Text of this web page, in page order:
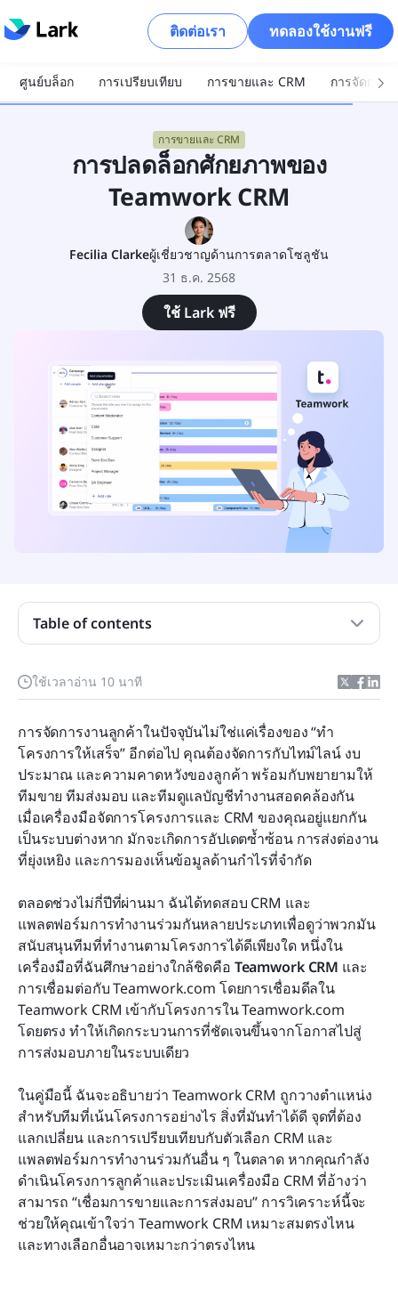
ติดต่อเรา ทดลองใช้งานฟรี
ศูนย์บล็อก การเปรียบเทียบ การขายและ CRM การจัดการ
การขายและ CRM
การปลดล็อกศักยภาพของ
Teamwork CRM
Fecilia Clarkeผู้เชี่ยวชาญด้านการตลาดโซลูชัน
31 ธ.ค. 2568
ใช้ Lark ฟรี
ใช้เวลาอ่าน 10 นาที
การจัดการงานลูกค้าในปัจจุบันไม่ใช่แค่เรื่องของ “ทำ
โครงการให้เสร็จ” อีกต่อไป คุณต้องจัดการกับไทม์ไลน์ งบ
ประมาณ และความคาดหวังของลูกค้า พร้อมกับพยายามให้
ทีมขาย ทีมส่งมอบ และทีมดูแลบัญชีทำงานสอดคล้องกัน
เมื่อเครื่องมือจัดการโครงการและ CRM ของคุณอยู่แยกกัน
เป็นระบบต่างหาก มักจะเกิดการอัปเดตซ้ำซ้อน การส่งต่องาน
ที่ยุ่งเหยิง และการมองเห็นข้อมูลด้านกำไรที่จำกัด
ตลอดช่วงไม่กี่ปีที่ผ่านมา ฉันได้ทดสอบ CRM และ
แพลตฟอร์มการทำงานร่วมกันหลายประเภทเพื่อดูว่าพวกมัน
สนับสนุนทีมที่ทำงานตามโครงการได้ดีเพียงใด หนึ่งใน
เครื่องมือที่ฉันศึกษาอย่างใกล้ชิดคือ Teamwork CRM และ
การเชื่อมต่อกับ Teamwork.com โดยการเชื่อมดีลใน
Teamwork CRM เข้ากับโครงการใน Teamwork.com
โดยตรง ทำให้เกิดกระบวนการที่ชัดเจนขึ้นจากโอกาสไปสู่
การส่งมอบภายในระบบเดียว
ในคู่มือนี้ ฉันจะอธิบายว่า Teamwork CRM ถูกวางตำแหน่ง
สำหรับทีมที่เน้นโครงการอย่างไร สิ่งที่มันทำได้ดี จุดที่ต้อง
แลกเปลี่ยน และการเปรียบเทียบกับตัวเลือก CRM และ
แพลตฟอร์มการทำงานร่วมกันอื่น ๆ ในตลาด หากคุณกำลัง
ดำเนินโครงการลูกค้าและประเมินเครื่องมือ CRM ที่อ้างว่า
สามารถ “เชื่อมการขายและการส่งมอบ” การวิเคราะห์นี้จะ
ช่วยให้คุณเข้าใจว่า Teamwork CRM เหมาะสมตรงไหน
และทางเลือกอื่นอาจเหมาะกว่าตรงไหน
Table of contents
การทำความเข้าใจ Teamwork CRM
แนวทางปฏิบัติที่ดีที่สุดสำหรับเครื่องมือ CRM
บทสรุป
คำถามที่พบบ่อย
การอ่านที่เกี่ยวข้อง